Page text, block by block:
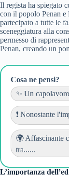
Il regista ha spiegato
con il popolo Penan e
partecipato a tutte le
sceneggiatura alla
permesso di
Penan, creando un
Cosa ne pensi?
✨ Un
❗ Nonostante
🌍 Affascinante
tra......
L’importanza